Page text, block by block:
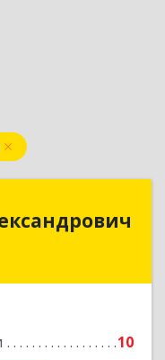
10
город Шарья,